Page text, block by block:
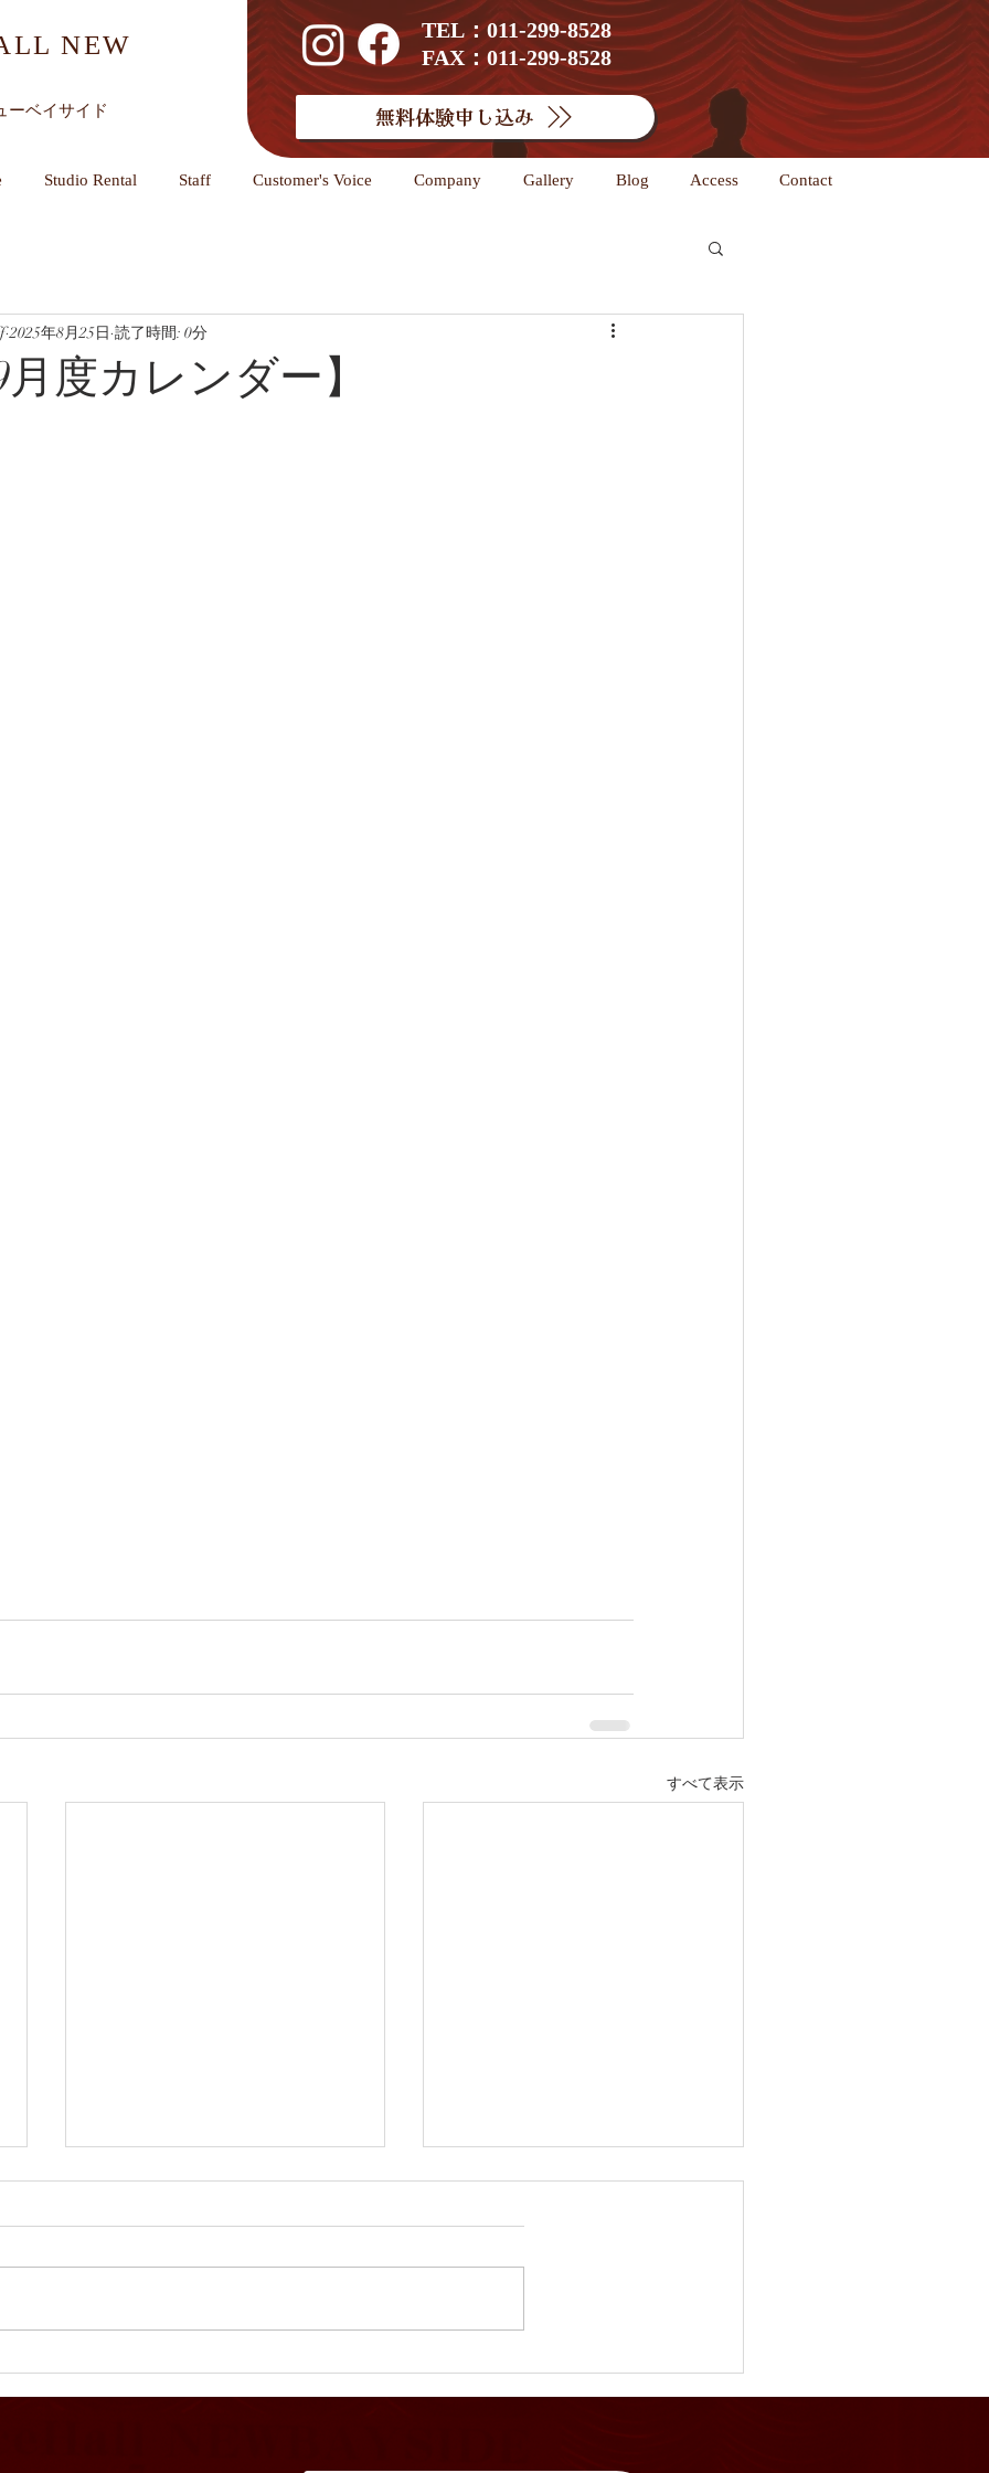
NEW
ベイサイド
TEL：011-299-8528
FAX：011-299-8528
無料体験申し込み
Studio Rental Staff Customer's Voice Company Gallery Blog Access Contact
度カレンダー】
2025年8月25日 読了時間: 0分
すべて表示
夏祭りダンスパーティー